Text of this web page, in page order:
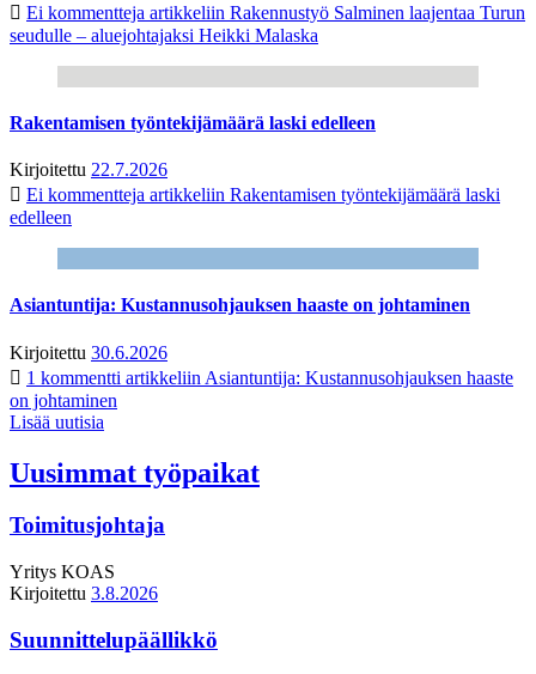
Ei kommentteja artikkeliin Rakennustyö Salminen laajentaa Turun
seudulle – aluejohtajaksi Heikki Malaska
Rakentamisen työntekijämäärä laski edelleen
Kirjoitettu 22.7.2026
Ei kommentteja artikkeliin Rakentamisen työntekijämäärä laski
edelleen
Asiantuntija: Kustannusohjauksen haaste on johtaminen
Kirjoitettu 30.6.2026
1 kommentti artikkeliin Asiantuntija: Kustannusohjauksen haaste
on johtaminen
Lisää uutisia
Uusimmat työpaikat
Toimitusjohtaja
Yritys KOAS
Kirjoitettu 3.8.2026
Suunnittelupäällikkö